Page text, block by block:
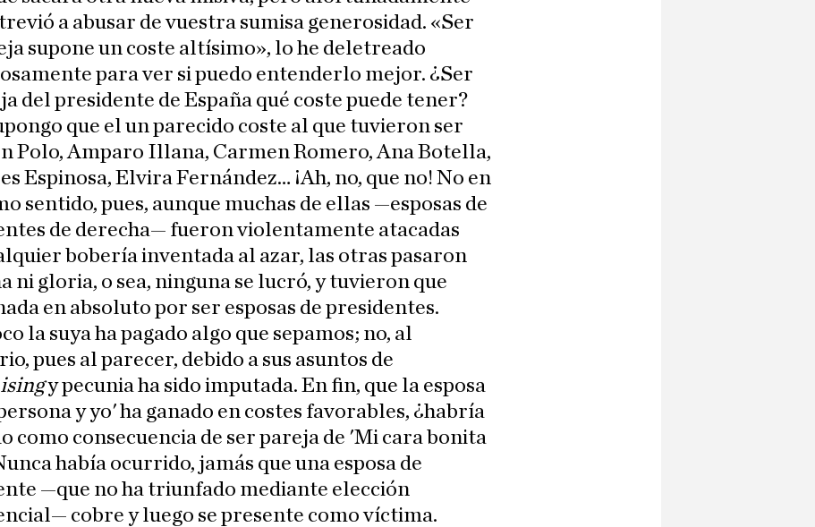
a abusar de vuestra sumisa generosidad. «Ser
supone un coste altísimo», lo he deletreado
para ver si puedo entenderlo mejor. ¿Ser
del presidente de España qué coste puede tener?
que el un parecido coste al que tuvieron ser
Polo, Amparo Illana, Carmen Romero, Ana Botella,
Espinosa, Elvira Fernández… ¡Ah, no, que no! No en
sentido, pues, aunque muchas de ellas —esposas de
de derecha— fueron violentamente atacadas
bobería inventada al azar, las otras pasaron
ni gloria, o sea, ninguna se lucró, y tuvieron que
en absoluto por ser esposas de presidentes.
la suya ha pagado algo que sepamos; no, al
pues al parecer, debido a sus asuntos de
y pecunia ha sido imputada. En fin, que la esposa
y yo' ha ganado en costes favorables, ¿habría
como consecuencia de ser pareja de 'Mi cara bonita
había ocurrido, jamás que una esposa de
—que no ha triunfado mediante elección
cobre y luego se presente como víctima.